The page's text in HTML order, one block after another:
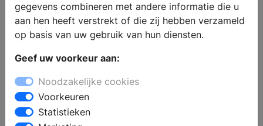
gegevens combineren met andere informatie die u
aan hen heeft verstrekt of die zij hebben verzameld
op basis van uw gebruik van hun diensten.
Geef uw voorkeur aan:
Noodzakelijke cookies
Voorkeuren
Statistieken